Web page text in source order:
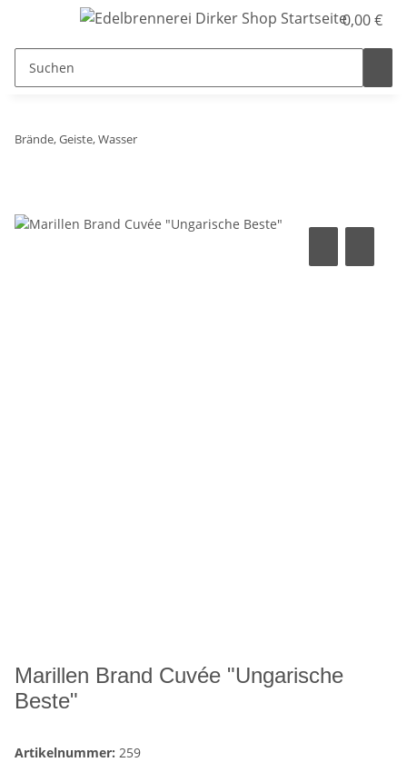
0,00 €
Brände, Geiste, Wasser
Marillen Brand Cuvée "Ungarische
Beste"
Artikelnummer: 259